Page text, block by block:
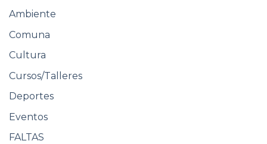
Ambiente
Comuna
Cultura
Cursos/Talleres
Deportes
Eventos
FALTAS